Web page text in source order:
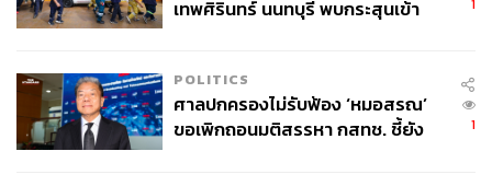
เทพศิรินทร์ นนทบุรี พบกระสุนเข้า
1
POLITICS
ศาลปกครองไม่รับฟ้อง ‘หมอสรณ’
ขอเพิกถอนมติสรรหา กสทช. ชี้ยัง
1